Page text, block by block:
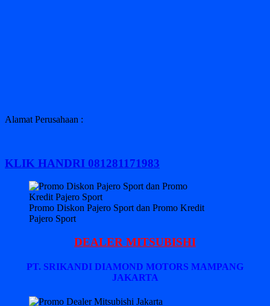
Alamat Perusahaan :
KLIK HANDRI 081281171983
Promo Diskon Pajero Sport dan Promo Kredit
Pajero Sport
DEALER MITSUBISHI
PT. SRIKANDI DIAMOND MOTORS MAMPANG
JAKARTA